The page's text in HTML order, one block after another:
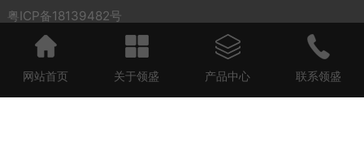
粤ICP备18139482号
网站首页 关于领盛 产品中心 联系领盛